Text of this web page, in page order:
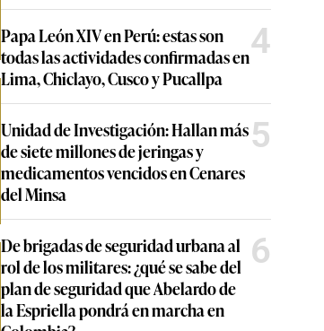
Papa León XIV en Perú: estas son
todas las actividades confirmadas en
Lima, Chiclayo, Cusco y Pucallpa
4
Unidad de Investigación: Hallan más
de siete millones de jeringas y
medicamentos vencidos en Cenares
del Minsa
5
De brigadas de seguridad urbana al
rol de los militares: ¿qué se sabe del
plan de seguridad que Abelardo de
la Espriella pondrá en marcha en
6